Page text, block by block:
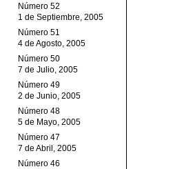
Número 52
1 de Septiembre, 2005
Número 51
4 de Agosto, 2005
Número 50
7 de Julio, 2005
Número 49
2 de Junio, 2005
Número 48
5 de Mayo, 2005
Número 47
7 de Abril, 2005
Número 46